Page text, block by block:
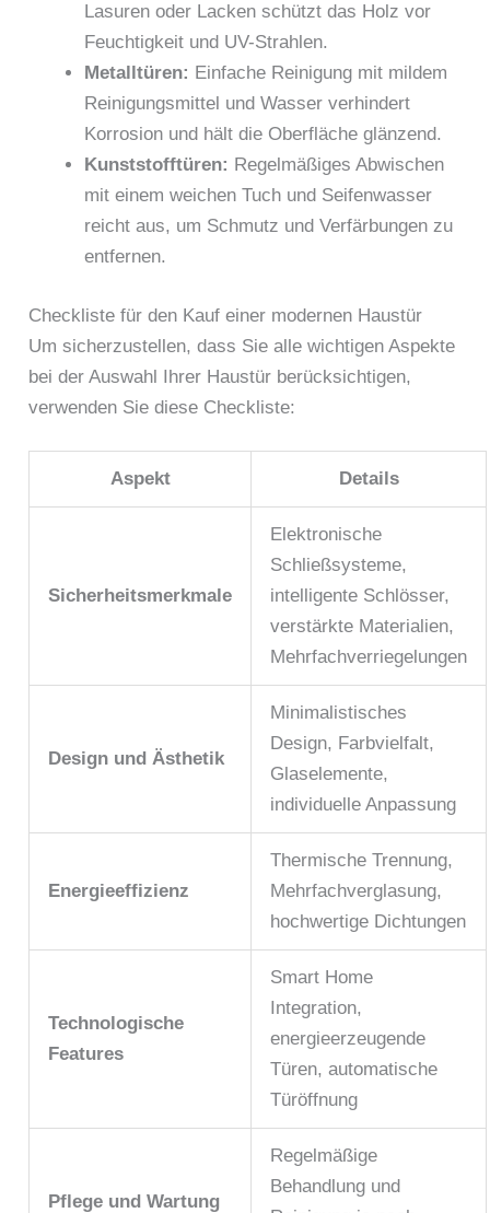
Lasuren oder Lacken schützt das Holz vor
Feuchtigkeit und UV-Strahlen.
Metalltüren: Einfache Reinigung mit mildem
Reinigungsmittel und Wasser verhindert
Korrosion und hält die Oberfläche glänzend.
Kunststofftüren: Regelmäßiges Abwischen
mit einem weichen Tuch und Seifenwasser
reicht aus, um Schmutz und Verfärbungen zu
entfernen.
Checkliste für den Kauf einer modernen Haustür
Um sicherzustellen, dass Sie alle wichtigen Aspekte
bei der Auswahl Ihrer Haustür berücksichtigen,
verwenden Sie diese Checkliste:
Aspekt Details
Sicherheitsmerkmale
Elektronische
Schließsysteme,
intelligente Schlösser,
verstärkte Materialien,
Mehrfachverriegelungen
Design und Ästhetik
Minimalistisches
Design, Farbvielfalt,
Glaselemente,
individuelle Anpassung
Energieeffizienz
Thermische Trennung,
Mehrfachverglasung,
hochwertige Dichtungen
Technologische
Features
Smart Home
Integration,
energieerzeugende
Türen, automatische
Türöffnung
Pflege und Wartung
Regelmäßige
Behandlung und